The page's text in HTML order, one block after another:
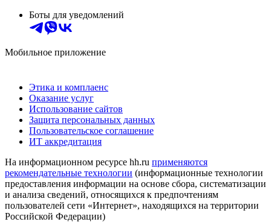
Боты для уведомлений
Мобильное приложение
Этика и комплаенс
Оказание услуг
Использование сайтов
Защита персональных данных
Пользовательское соглашение
ИТ аккредитация
На информационном ресурсе hh.ru применяются
рекомендательные технологии (информационные технологии
предоставления информации на основе сбора, систематизации
и анализа сведений, относящихся к предпочтениям
пользователей сети «Интернет», находящихся на территории
Российской Федерации)